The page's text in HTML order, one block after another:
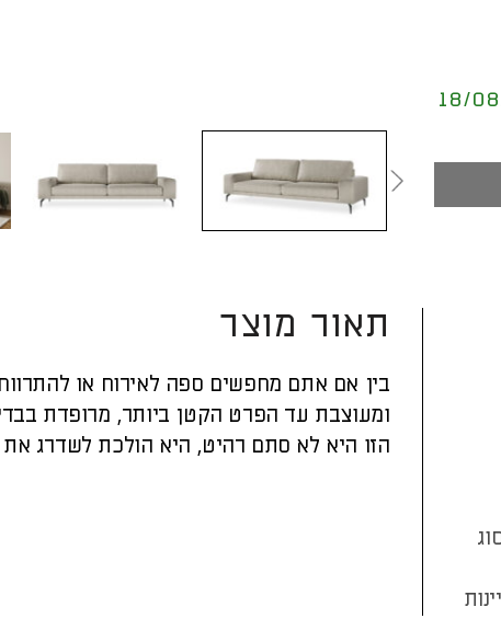
תאור מוצר
בין אם אתם מחפשים ספה לאירוח או
ומעוצבת עד הפרט הקטן ביותר, מרופדת
הזו היא לא סתם רהיט, היא הולכת לשדרג